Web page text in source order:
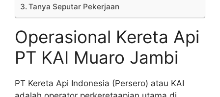
Tanya Seputar Pekerjaan
Operasional Kereta Api
PT KAI Muaro Jambi
PT Kereta Api Indonesia (Persero) atau KAI